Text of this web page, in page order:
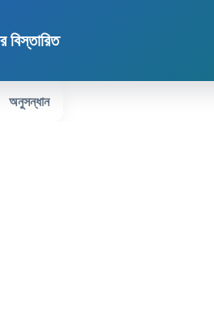
বিস্তারিত
অনুসন্ধান